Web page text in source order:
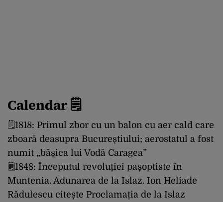
Calendar 🗒️
🗒️1818: Primul zbor cu un balon cu aer cald care
zboară deasupra Bucureștiului; aerostatul a fost
numit „bășica lui Vodă Caragea”
🗒️1848: Începutul revoluției pașoptiste în
Muntenia. Adunarea de la Islaz. Ion Heliade
Rădulescu citește Proclamația de la Islaz